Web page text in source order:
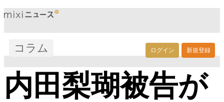
ログイン 新規登録
コラム
内田梨瑚被告が